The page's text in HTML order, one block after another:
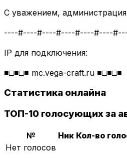
С уважением, администрация
----#----#----#----#----#----
IP для подключения:
■□■□■ mc.vega-craft.ru ■□■□■
Статистика онлайна
ТОП-10 голосующих за
№ Ник Кол-во
Нет голосов